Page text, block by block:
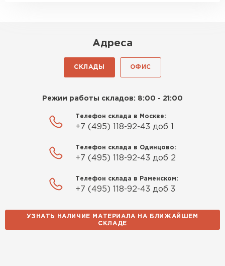
Адреса
СКЛАДЫ ОФИС
Режим работы складов: 8:00 - 21:00
Телефон склада в Москве:
+7 (495) 118-92-43 доб 1
Телефон склада в Одинцово:
+7 (495) 118-92-43 доб 2
Телефон склада в Раменском:
+7 (495) 118-92-43 доб 3
УЗНАТЬ НАЛИЧИЕ МАТЕРИАЛА НА БЛИЖАЙШЕМ
СКЛАДЕ
Утеплитель Penoplex
ПЕРЕЙТИ
Утеплитель Rockwool
ПЕРЕЙТИ
Утеплитель Технониколь
Утеплитель Ursa
ПЕРЕЙТИ